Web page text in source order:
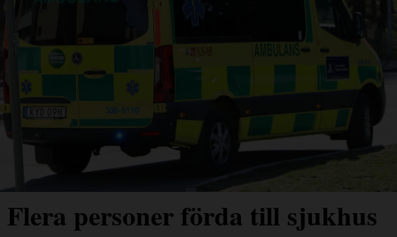
Flera personer förda till sjukhus